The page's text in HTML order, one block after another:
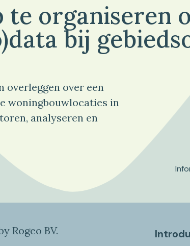
te organiseren
bij
overleggen over een
woningbouwlocaties in
analyseren en
Rogeo BV.